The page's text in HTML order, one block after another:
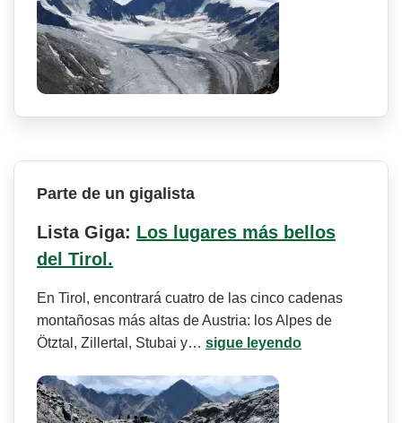
Parte de un gigalista
Lista Giga: Los lugares más bellos
del Tirol.
En Tirol, encontrará cuatro de las cinco cadenas
montañosas más altas de Austria: los Alpes de
Ötztal, Zillertal, Stubai y… sigue leyendo